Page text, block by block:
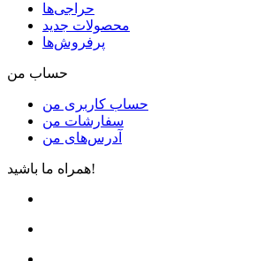
حراجی‌ها
محصولات جدید
پرفروش‌ها
حساب من
حساب کاربری من
سفارشات من
آدرس‌های من
همراه ما باشید!